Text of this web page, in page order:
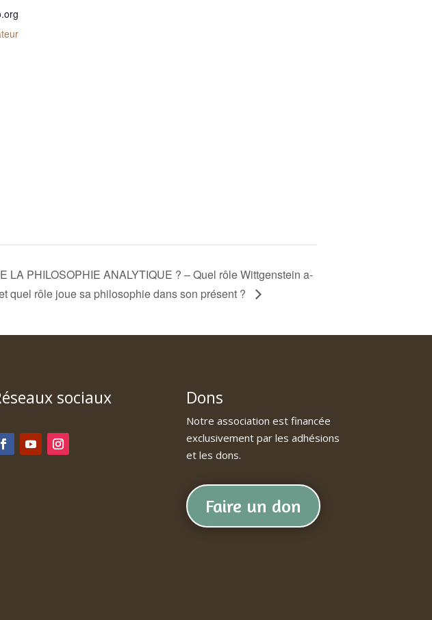
LA PHILOSOPHIE ANALYTIQUE ? – Quel rôle Wittgenstein a-
quel rôle joue sa philosophie dans son présent ?
sociaux Dons
Notre association est financée
exclusivement par les adhésions
et les dons.
Faire un don